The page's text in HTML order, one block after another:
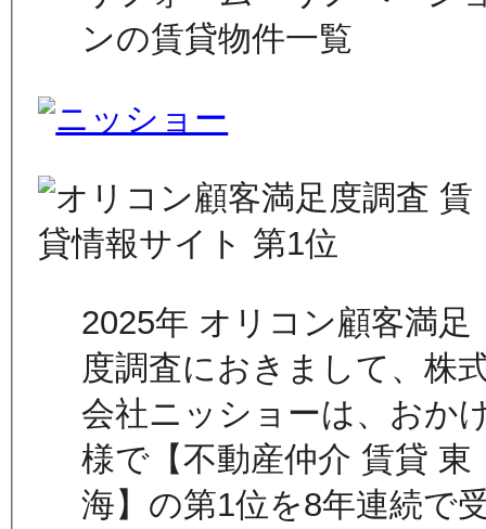
ンの賃貸物件一覧
2025年 オリコン顧客満足
度調査におきまして、株
会社ニッショーは、おか
様で【不動産仲介 賃貸 東
海】の第1位を8年連続で